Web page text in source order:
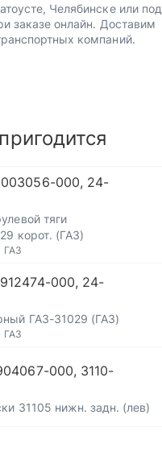
Челябинске или под
заказе онлайн. Доставим
компаний.
000, 24-
тяги
корот. (ГАЗ)
ГАЗ
000, 24-
ГАЗ-31029 (ГАЗ)
ГАЗ
000, 3110-
31105 нижн. задн. (лев)